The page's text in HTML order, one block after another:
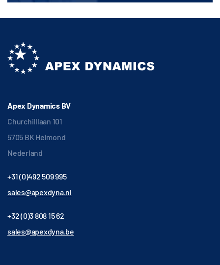
Apex Dynamics BV
Churchilllaan 101
5705 BK Helmond
Nederland
+31 (0)492 509 995
sales@apexdyna.nl
+32 (0)3 808 15 62
sales@apexdyna.be